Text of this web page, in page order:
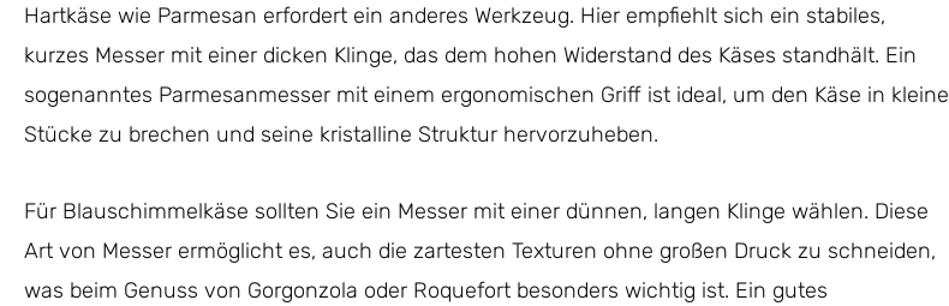
Hartkäse wie Parmesan erfordert ein anderes Werkzeug. Hier empfiehlt sich ein stabiles,
kurzes Messer mit einer dicken Klinge, das dem hohen Widerstand des Käses standhält. Ein
sogenanntes Parmesanmesser mit einem ergonomischen Griff ist ideal, um den Käse in kleine
Stücke zu brechen und seine kristalline Struktur hervorzuheben.
Für Blauschimmelkäse sollten Sie ein Messer mit einer dünnen, langen Klinge wählen. Diese
Art von Messer ermöglicht es, auch die zartesten Texturen ohne großen Druck zu schneiden,
was beim Genuss von Gorgonzola oder Roquefort besonders wichtig ist. Ein gutes